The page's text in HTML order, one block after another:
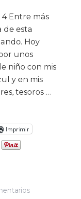
4 Entre más
de esta
Hoy
unos
niño con mis
y en mis
tesoros …
Imprimir
En